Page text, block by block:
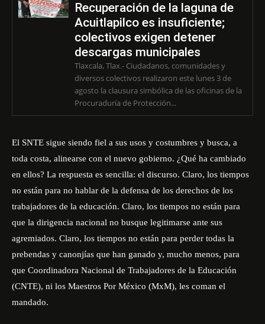
Recuperación de la laguna de
Acuitlapilco es insuficiente;
colectivos exigen detener
descargas municipales
Tlaxcala, Tlax.- Ciudadanos, comunidades y
diversos colectivos realizaron este lunes 3 de
agosto la clausura simbólica de las oficinas de la
Procuraduría de Protección...
El SNTE sigue siendo fiel a sus usos y costumbres y busca, a
toda costa, alinearse con el nuevo gobierno. ¿Qué ha cambiado
en ellos? La respuesta es sencilla: el discurso. Claro, los tiempos
no están para no hablar de la defensa de los derechos de los
trabajadores de la educación. Claro, los tiempos no están para
que la dirigencia nacional no busque legitimarse ante sus
agremiados. Claro, los tiempos no están para perder todas la
prebendas y canonjías que han ganado y, mucho menos, para
que Coordinadora Nacional de Trabajadores de la Educación
(CNTE), ni los Maestros Por México (MxM), les coman el
mandado.